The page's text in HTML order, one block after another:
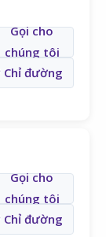
Gọi cho
chúng tôi
Chỉ đường
Gọi cho
chúng tôi
Chỉ đường